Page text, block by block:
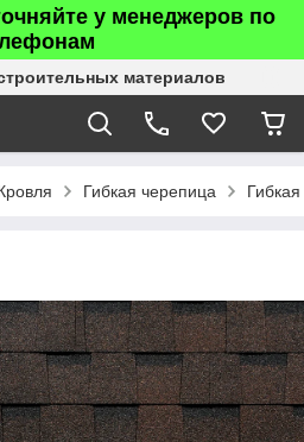
у менеджеров по
материалов
Гибкая черепица